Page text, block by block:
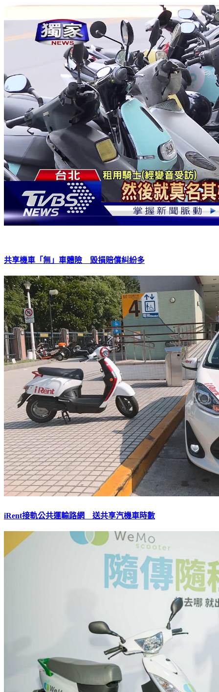
共享機車「無」車體險 毀損賠償糾紛多
iRent接軌公共運輸路網 送共享汽機車時數